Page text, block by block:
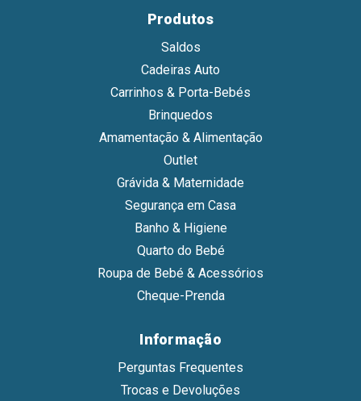
Produtos
Saldos
Cadeiras Auto
Carrinhos & Porta-Bebés
Brinquedos
Amamentação & Alimentação
Outlet
Grávida & Maternidade
Segurança em Casa
Banho & Higiene
Quarto do Bebé
Roupa de Bebé & Acessórios
Cheque-Prenda
Informação
Perguntas Frequentes
Trocas e Devoluções